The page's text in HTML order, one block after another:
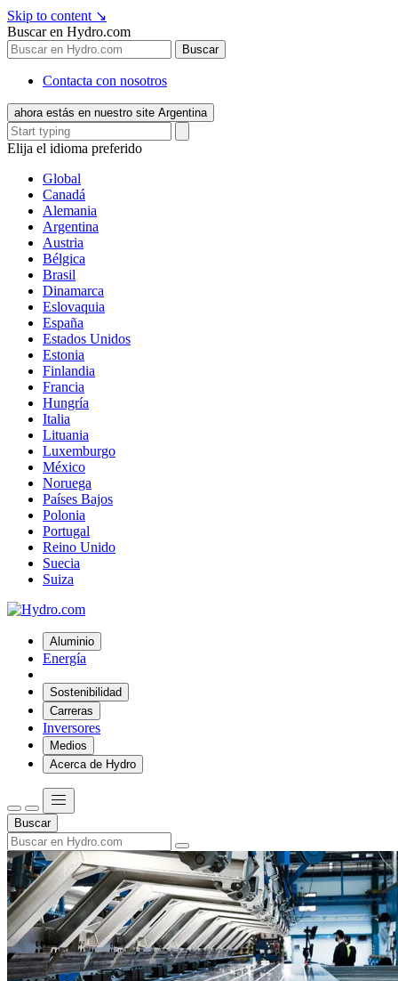
Skip to content ↘
Buscar en Hydro.com
Buscar
Contacta con nosotros
ahora estás en nuestro site Argentina
Elija el idioma preferido
Global
Canadá
Alemania
Argentina
Austria
Bélgica
Brasil
Dinamarca
Eslovaquia
España
Estados Unidos
Estonia
Finlandia
Francia
Hungría
Italia
Lituania
Luxemburgo
México
Noruega
Países Bajos
Polonia
Portugal
Reino Unido
Suecia
Suiza
Aluminio
Energía
Sostenibilidad
Carreras
Inversores
Medios
Acerca de Hydro
Buscar